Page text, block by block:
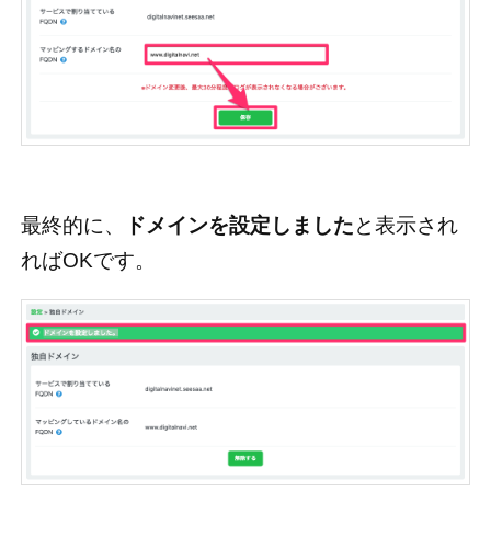
最終的に、 ドメインを設定しましたと表示され
ればOKです。